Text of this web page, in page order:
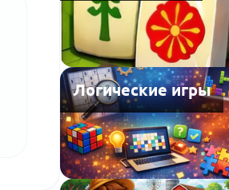
Логические игры